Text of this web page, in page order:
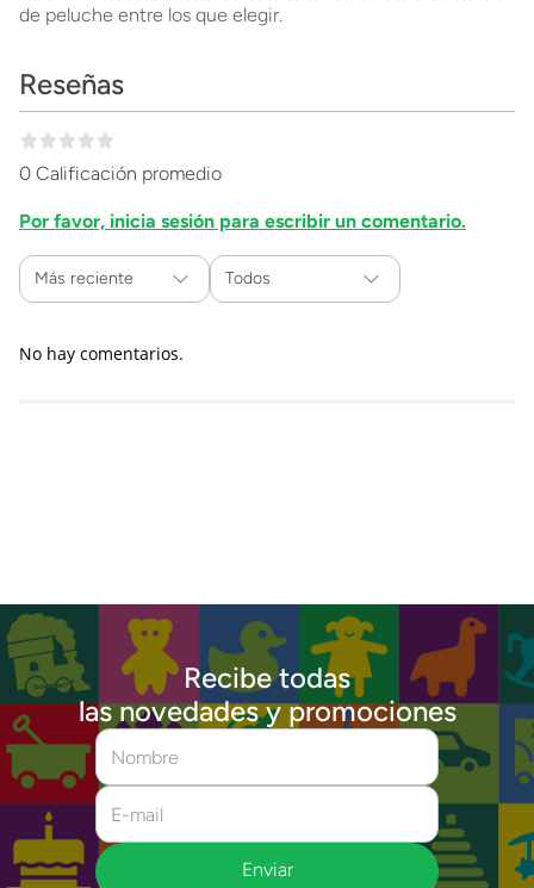
de peluche entre los que elegir.
Reseñas
0 Calificación promedio
Por favor, inicia sesión para escribir un comentario.
Más reciente Todos
No hay comentarios.
Recibe todas
las novedades y promociones
Enviar